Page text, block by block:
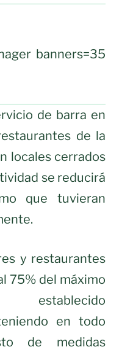
banners=35
de barra en
de la
locales cerrados
se reducirá
que tuvieran
y restaurantes
75% del máximo
en todo
de medidas